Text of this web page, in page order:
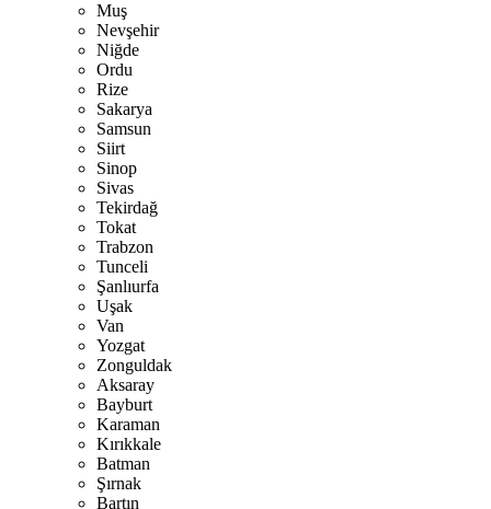
Muş
Nevşehir
Niğde
Ordu
Rize
Sakarya
Samsun
Siirt
Sinop
Sivas
Tekirdağ
Tokat
Trabzon
Tunceli
Şanlıurfa
Uşak
Van
Yozgat
Zonguldak
Aksaray
Bayburt
Karaman
Kırıkkale
Batman
Şırnak
Bartın